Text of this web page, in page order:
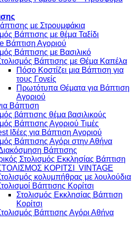
με Στρουμφάκια
Βάπτισης με θέμα Ταξίδι
Βάπτιση Αγοριού
Βάπτισης με Βασιλικό
Βάπτισης με Θέμα Καπέλα
Πόσο Κοστίζει μια Βάπτιση για
τους Γονείς
Πρωτότυπα Θέματα για Βάπτιση
Αγοριού
Βάπτιση
βάπτισης θέμα βασιλικούς
Βάπτισης Αγοριού Τιμές
Ιδέες για Βάπτιση Αγοριού
Βάπτισης Αγόρι στην Αθήνα
Βάπτισης
Στολισμός Εκκλησίας Βάπτιση
ΚΟΡΙΤΣΙ VINTAGE
κολυμπήθρας με λουλούδια
Βάπτισης Κορίτσι
Στολισμός Εκκλησίας Βάπτιση
Κορίτσι
Βάπτισης Αγόρι Αθήνα